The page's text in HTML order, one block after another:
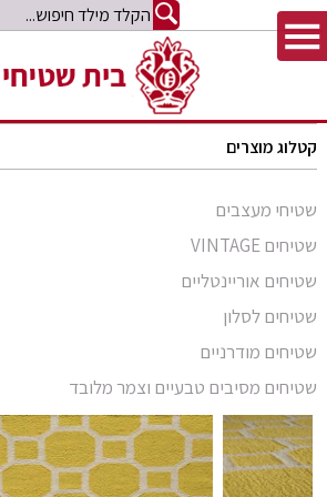
קטלוג מוצרים
שטיחי מעצבים
שטיחים VINTAGE
שטיחים אוריינטליים
סומק פרסי
סומק קווקזי
שטיח קילים
קילים אפגני
קילים הודי
שטיחי זיגלר
שטיחי משי
שטיחים לסלון
שטיחים מודרניים
Arabesque
Bliss
Comfort Shag
שטיחים מסיבים טבעיים וצמר מלובד
שטיחים מסיבים טבעיים
שטיחים מצמר מלובד